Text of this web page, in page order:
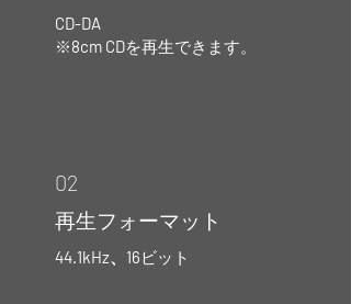
CD-DA
※8cm CDを再生できます。
02
再生フォーマット
44.1kHz、16 ビット